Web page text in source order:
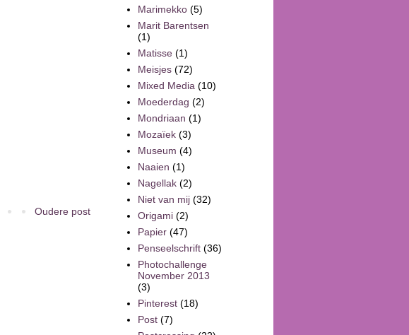
Oudere post
Marimekko (5)
Marit Barentsen
(1)
Matisse (1)
Meisjes (72)
Mixed Media (10)
Moederdag (2)
Mondriaan (1)
Mozaïek (3)
Museum (4)
Naaien (1)
Nagellak (2)
Niet van mij (32)
Origami (2)
Papier (47)
Penseelschrift (36)
Photochallenge
November 2013
(3)
Pinterest (18)
Post (7)